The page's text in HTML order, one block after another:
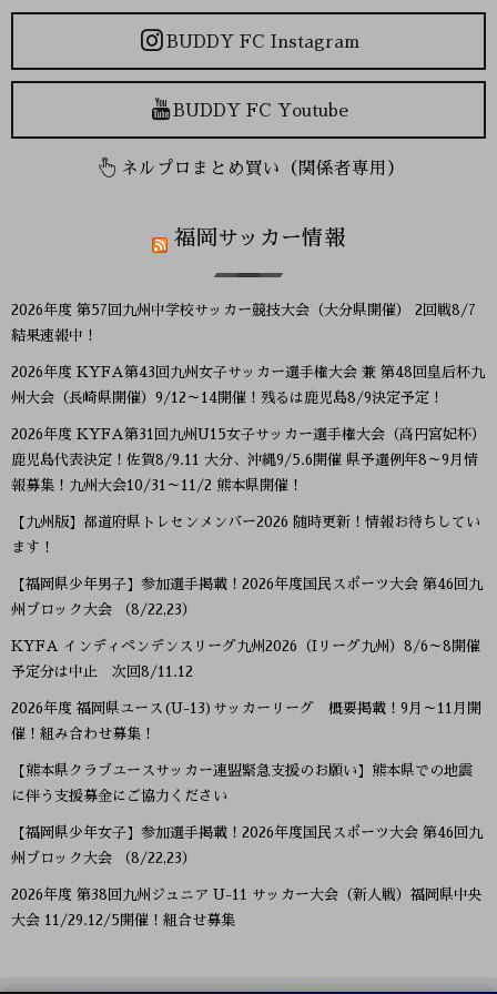
BUDDY FC Instagram
BUDDY FC Youtube
ネルプロまとめ買い（関係者専用）
福岡サッカー情報
2026年度 第57回九州中学校サッカー競技大会（大分県開催） 2回戦8/7
結果速報中！
2026年度 KYFA第43回九州女子サッカー選手権大会 兼 第48回皇后杯九
州大会（長崎県開催）9/12～14開催！残るは鹿児島8/9決定予定！
2026年度 KYFA第31回九州U15女子サッカー選手権大会（高円宮妃杯）
鹿児島代表決定！佐賀8/9.11 大分、沖縄9/5.6開催 県予選例年8～9月情
報募集！九州大会10/31～11/2 熊本県開催！
【九州版】都道府県トレセンメンバー2026 随時更新！情報お待ちしてい
ます！
【福岡県少年男子】参加選手掲載！2026年度国民スポーツ大会 第46回九
州ブロック大会 （8/22,23）
KYFA インディペンデンスリーグ九州2026（Iリーグ九州）8/6～8開催
予定分は中止 次回8/11.12
2026年度 福岡県ユース(U-13)サッカーリーグ 概要掲載！9月～11月開
催！組み合わせ募集！
【熊本県クラブユースサッカー連盟緊急支援のお願い】熊本県での地震
に伴う支援募金にご協力ください
【福岡県少年女子】参加選手掲載！2026年度国民スポーツ大会 第46回九
州ブロック大会 （8/22,23）
2026年度 第38回九州ジュニア U-11 サッカー大会（新人戦）福岡県中央
大会 11/29.12/5開催！組合せ募集